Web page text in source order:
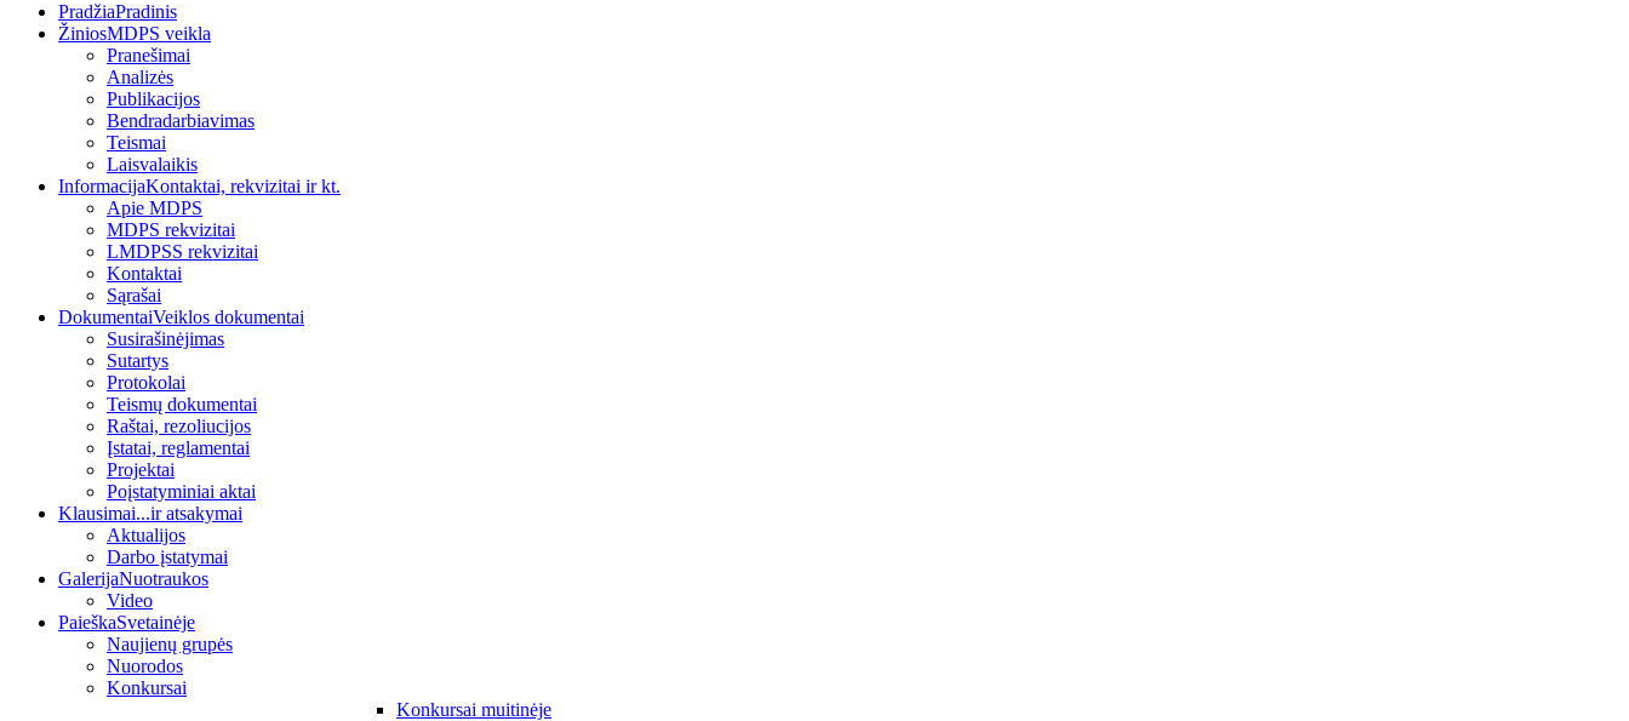
PradžiaPradinis
ŽiniosMDPS veikla
Pranešimai
Analizės
Publikacijos
Bendradarbiavimas
Teismai
Laisvalaikis
InformacijaKontaktai, rekvizitai ir kt.
Apie MDPS
MDPS rekvizitai
LMDPSS rekvizitai
Kontaktai
Sąrašai
DokumentaiVeiklos dokumentai
Susirašinėjimas
Sutartys
Protokolai
Teismų dokumentai
Raštai, rezoliucijos
Įstatai, reglamentai
Projektai
Poįstatyminiai aktai
Klausimai...ir atsakymai
Aktualijos
Darbo įstatymai
GalerijaNuotraukos
Video
PaieškaSvetainėje
Naujienų grupės
Nuorodos
Konkursai
Konkursai muitinėje